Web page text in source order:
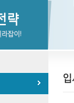
수능 프로그램
특강 프로그램